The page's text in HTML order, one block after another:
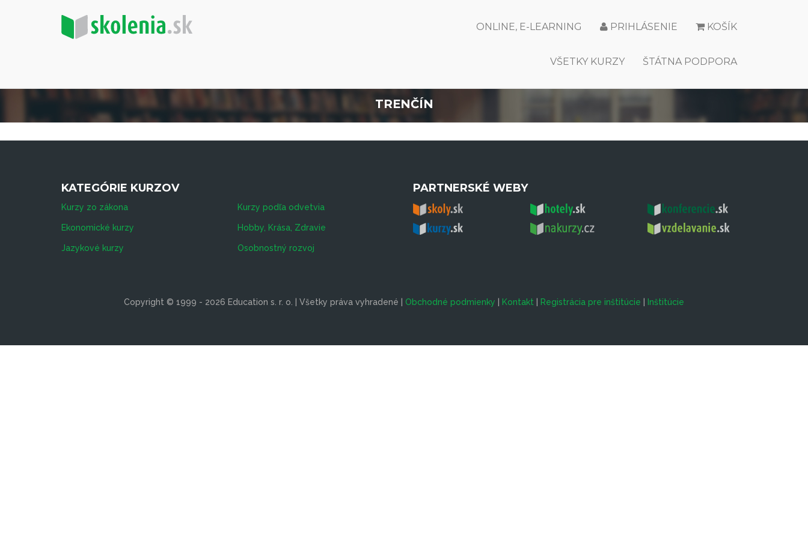
KOŠÍK
PRIHLÁSENIE
ONLINE, E-LEARNING
ŠTÁTNA PODPORA
VŠETKY KURZY
TRENČÍN
KATEGÓRIE KURZOV
Kurzy zo zákona Kurzy podľa odvetvia
Ekonomické kurzy Hobby, Krása, Zdravie
Jazykové kurzy Osobnostný rozvoj
PARTNERSKÉ WEBY
Copyright © 1999 - 2026 Education s. r. o. | Všetky práva vyhradené | Obchodné podmienky Kontakt Registrácia pre inštitúcie Inštitúcie